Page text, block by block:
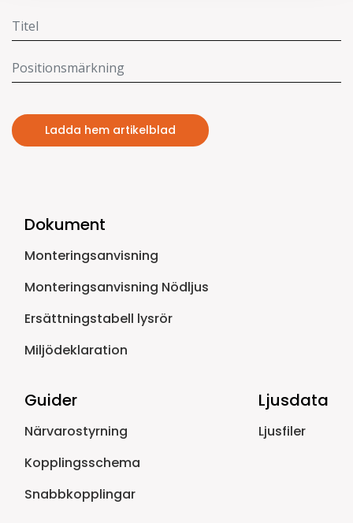
Ladda hem artikelblad
Dokument
Monteringsanvisning
Monteringsanvisning Nödljus
Ersättningstabell lysrör
Miljödeklaration
Guider
Närvarostyrning
Kopplingsschema
Snabbkopplingar
Ljusdata
Ljusfiler